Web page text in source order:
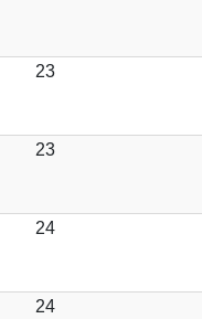
23
23
24
24